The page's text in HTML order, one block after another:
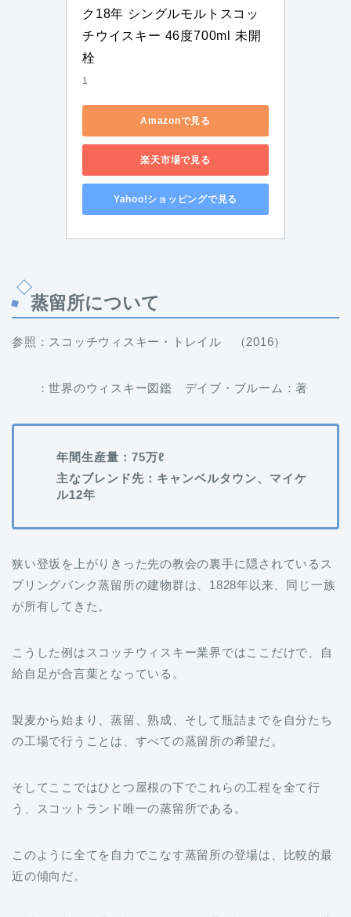
ク18年 シングルモルトスコッ
チウイスキー 46度700ml 未開
栓
1
Amazonで見る
楽天市場で見る
Yahoo!ショッピングで見る
蒸留所について
参照：スコッチウィスキー・トレイル （2016）
：世界のウィスキー図鑑 デイブ・ブルーム：著
年間生産量：75万ℓ
主なブレンド先：キャンベルタウン、マイケ
ル12年
狭い登坂を上がりきった先の教会の裏手に隠されているス
プリングバンク蒸留所の建物群は、1828年以来、同じ一族
が所有してきた。
こうした例はスコッチウィスキー業界ではここだけで、自
給自足が合言葉となっている。
製麦から始まり、蒸留、熟成、そして瓶詰までを自分たち
の工場で行うことは、すべての蒸留所の希望だ。
そしてここではひとつ屋根の下でこれらの工程を全て行
う、スコットランド唯一の蒸留所である。
このように全てを自力でこなす蒸留所の登場は、比較的最
近の傾向だ。